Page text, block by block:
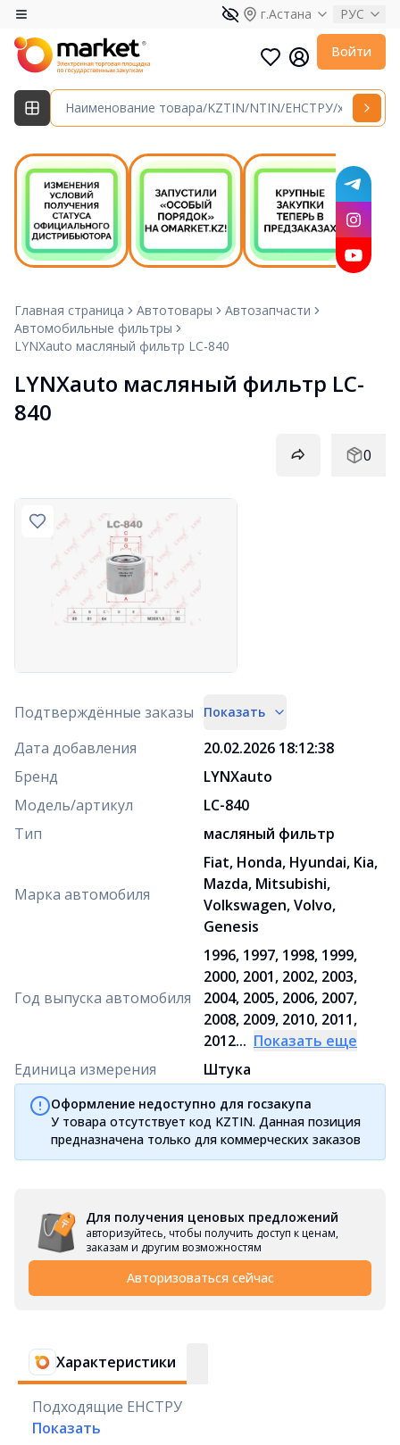
г.Астана РУС
Войти
Главная страница Автотовары
Автозапчасти
Автомобильные фильтры
LYNXauto масляный фильтр LC-840
LYNXauto масляный фильтр LC-
840
0
Подтверждённые заказы Показать
Дата добавления
20.02.2026 18:12:38
Бренд
LYNXauto
Модель/артикул
LC-840
Тип
масляный фильтр
Марка автомобиля
Fiat, Honda, Hyundai, Kia,
Mazda, Mitsubishi,
Volkswagen, Volvo,
Genesis
Год выпуска автомобиля
1996, 1997, 1998, 1999,
2000, 2001, 2002, 2003,
2004, 2005, 2006, 2007,
2008, 2009, 2010, 2011,
2012... Показать еще
Единица измерения
Штука
Оформление недоступно для госзакупа
У товара отсутствует код KZTIN. Данная позиция
предназначена только для коммерческих заказов
Для получения ценовых предложений
авторизуйтесь, чтобы получить доступ к ценам,
заказам и другим возможностям
Авторизоваться сейчас
Характеристики
Подходящие ЕНСТРУ
Показать